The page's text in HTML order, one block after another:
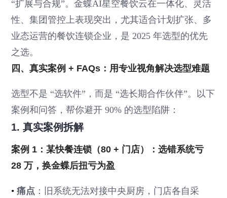
“扩展与合规”。金蝶AI星空餐饮云在一体化、灵活
性、集团管控上表现突出，尤其适合计划扩张、多
业态运营的餐饮连锁企业，是 2025 年选型的优先
之选。
四、真实案例 + FAQs：用专业视角解决选型难题
选型不是 “选软件”，而是 “选长期合作伙伴”。以下
案例和问答，帮你避开 90% 的选型陷阱：
1. 真实案例拆解
案例 1：某快餐连锁（80 + 门店）：选错系统亏
28 万，换金蝶后扭亏为盈
•痛点 ：旧系统无法对接中央厨房，门店各自采